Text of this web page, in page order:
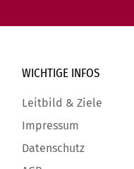
WICHTIGE INFOS
Leitbild & Ziele
Impressum
Datenschutz